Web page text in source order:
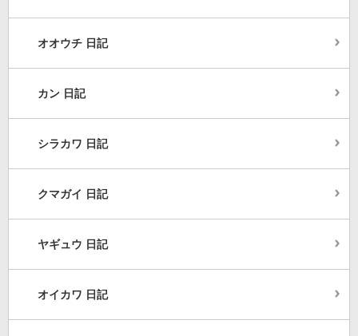
オオウチ 日記
カン 日記
シラカワ 日記
クマガイ 日記
ヤギュウ 日記
オイカワ 日記